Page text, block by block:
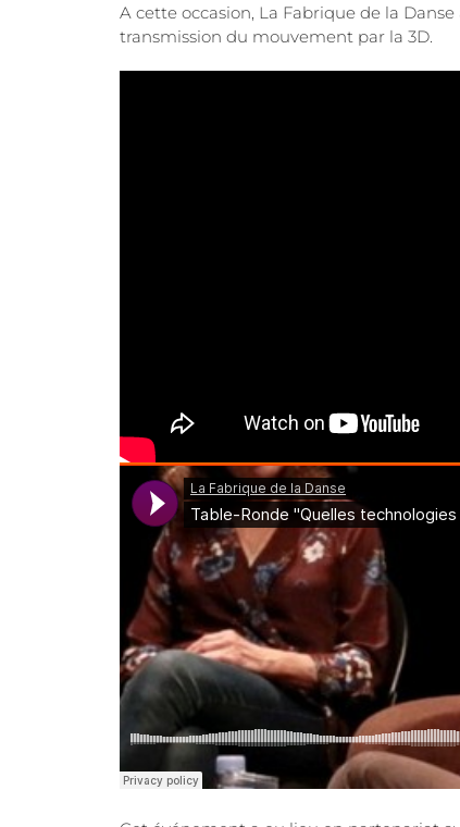
A cette occasion, La Fabrique de la
transmission du mouvement par la 3D.